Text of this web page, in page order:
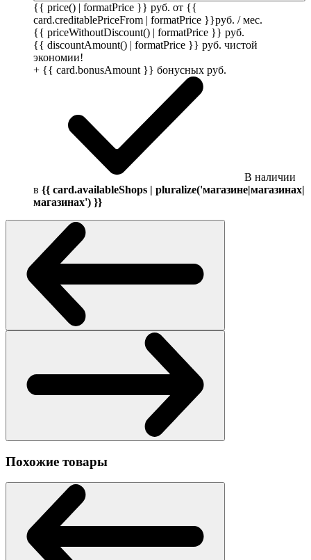
{{ price() | formatPrice }} руб. от {{
card.creditablePriceFrom | formatPrice }}руб. / мес.
{{ priceWithoutDiscount() | formatPrice }} руб.
{{ discountAmount() | formatPrice }} руб. чистой
экономии!
+ {{ card.bonusAmount }} бонусных руб.
В наличии
в {{ card.availableShops | pluralize('магазине|магазинах|
магазинах') }}
Похожие товары